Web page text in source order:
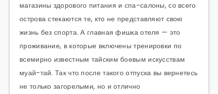
магазины здорового питания и спа-салоны, со всего
острова стекаются те, кто не представляют свою
жизнь без спорта. А главная фишка отеля — это
проживание, в которые включены тренировки по
всемирно известным тайским боевым искусствам
муай-тай. Так что после такого отпуска вы вернетесь
не только загорелыми, но и отлично